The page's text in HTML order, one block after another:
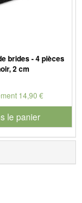
brides - 4 pièces
2 cm
14,90 €
le panier
de produit